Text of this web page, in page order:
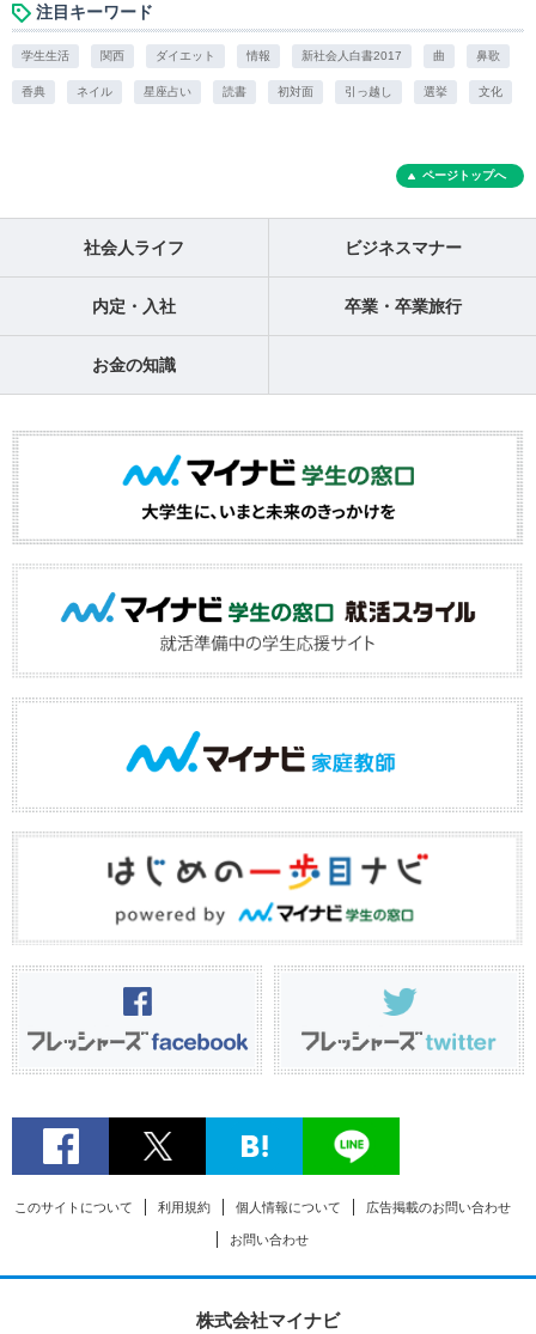
注目キーワード
学生生活 関西 ダイエット 情報 新社会人白書2017 曲 鼻歌
香典 ネイル 星座占い 読書 初対面 引っ越し 選挙 文化
ページトップへ
社会人ライフ ビジネスマナー
内定・入社 卒業・卒業旅行
お金の知識
このサイトについて 利用規約 個人情報について 広告掲載のお問い合わせ
お問い合わせ
株式会社マイナビ